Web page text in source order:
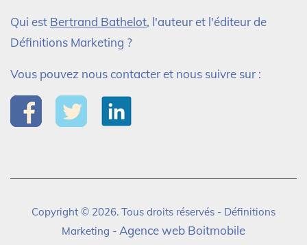
Qui est Bertrand Bathelot, l'auteur et l'éditeur de
Définitions Marketing ?
Vous pouvez nous contacter et nous suivre sur :
Copyright © 2026. Tous droits réservés - Définitions
Marketing - Agence web Boitmobile